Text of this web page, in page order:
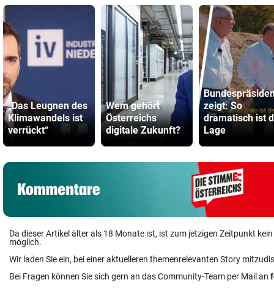
„Das Leugnen des
Klimawandels ist
verrückt“
Wem gehört
Österreichs
digitale Zukunft?
zeigt: So
dramatisch ist
Lage
Da dieser Artikel älter als 18 Monate ist, ist zum jetzigen Zeitpunkt
möglich.
Wir laden Sie ein, bei einer aktuelleren themenrelevanten Story
Bei Fragen können Sie sich gern an das Community-Team per Mail an